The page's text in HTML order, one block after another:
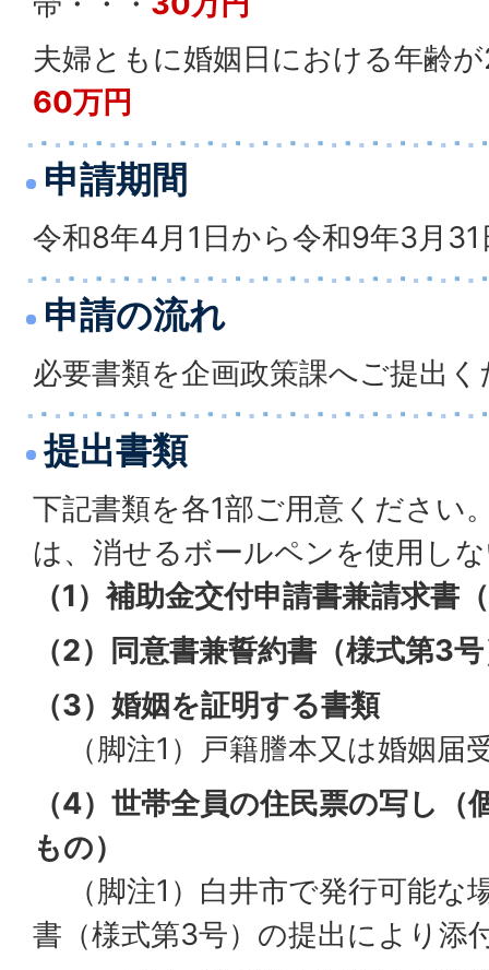
夫婦ともに婚姻日における年齢
60万円
申請期間
令和8年4月1日から令和9年3月
申請の流れ
必要書類を企画政策課へご提出
提出書類
下記書類を各1部ご用意ください
は、消せるボールペンを使用し
（1）補助金交付申請書兼請求書
（2）同意書兼誓約書（様式第3
（3）婚姻を証明する書類
（脚注1）戸籍謄本又は婚姻届
（4）世帯全員の住民票の写し（
もの）
（脚注1）白井市で発行可能な
書（様式第3号）の提出により添